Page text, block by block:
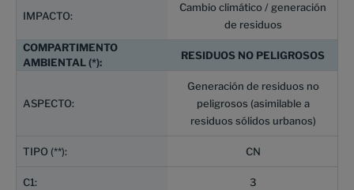
Cambio climático / generación
de residuos
RESIDUOS NO PELIGROSOS
Generación de residuos no
peligrosos (asimilable a
residuos sólidos urbanos)
CN
3